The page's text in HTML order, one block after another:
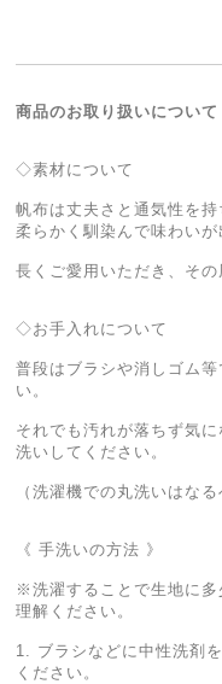
商品のお取り扱いについて
◇素材について
帆布は丈夫さと通気性を
柔らかく馴染んで味わいが
長くご愛用いただき、そ
◇お手入れについて
普段はブラシや消しゴム
い。
それでも汚れが落ちず気
洗いしてください。
（洗濯機での丸洗いはな
《 手洗いの方法 》
※洗濯することで生地に
理解ください。
1. ブラシなどに中性洗剤
ください。